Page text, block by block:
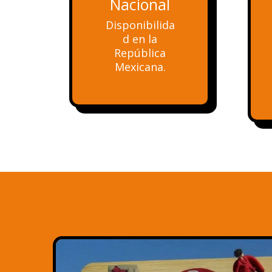
Nacional
Disponibilida
d en la
República
Mexicana.